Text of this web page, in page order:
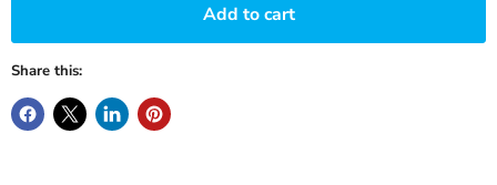
Add to cart
Share this: